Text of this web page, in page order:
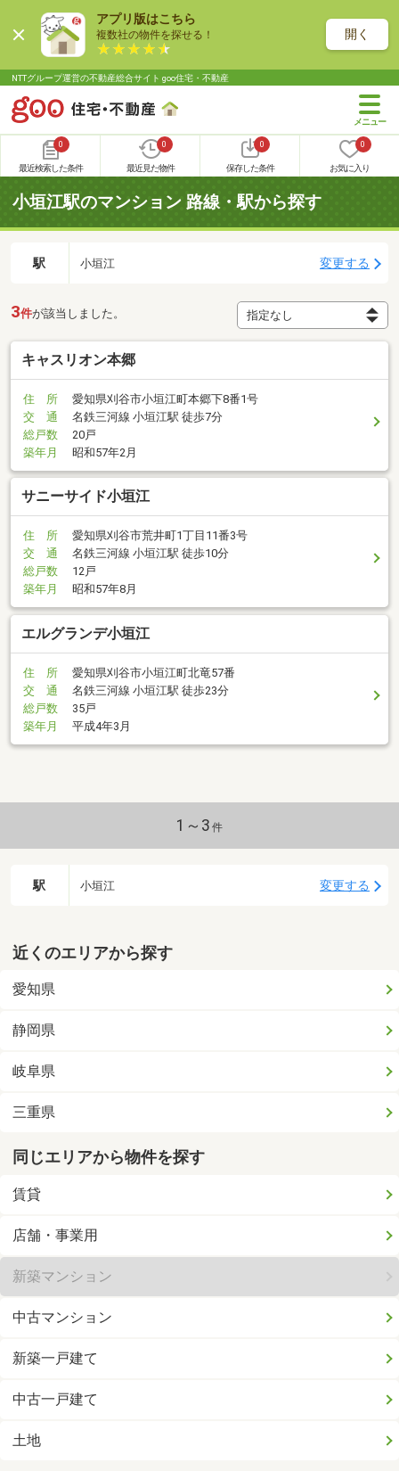
アプリ版はこちら
複数社の物件を探せる！ 開く
NTTグループ運営の不動産総合サイト goo住宅・不動産
0
最近検索した条件
0
最近見た物件
0
保存した条件
0
お気に入り
小垣江駅のマンション 路線・駅から探す
駅 小垣江 変更する
3件が該当しました。
キャスリオン本郷
住 所
愛知県刈谷市小垣江町本郷下8番1号
交 通
名鉄三河線 小垣江駅 徒歩7分
総戸数
20戸
築年月
昭和57年2月
サニーサイド小垣江
住 所
愛知県刈谷市荒井町1丁目11番3号
交 通
名鉄三河線 小垣江駅 徒歩10分
総戸数
12戸
築年月
昭和57年8月
エルグランデ小垣江
住 所
愛知県刈谷市小垣江町北竜57番
交 通
名鉄三河線 小垣江駅 徒歩23分
総戸数
35戸
築年月
平成4年3月
1～3 件
駅 小垣江 変更する
近くのエリアから探す
愛知県
静岡県
岐阜県
三重県
同じエリアから物件を探す
賃貸
店舗・事業用
新築マンション
中古マンション
新築一戸建て
中古一戸建て
土地